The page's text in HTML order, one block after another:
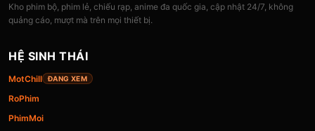
Kho phim bộ, phim lẻ, chiếu rạp, anime đa quốc gia, cập nhật 24/7, không
quảng cáo, mượt mà trên mọi thiết bị.
HỆ SINH THÁI
MotChill ĐANG XEM
RoPhim
PhimMoi